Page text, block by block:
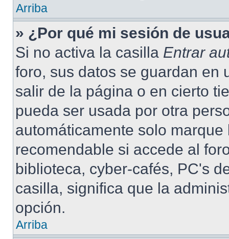
Arriba
» ¿Por qué mi sesión de
Si no activa la casilla Entrar
foro, sus datos se guardan en
salir de la página o en cierto
pueda ser usada por otra
automáticamente solo
recomendable si accede al
biblioteca, cyber-cafés, PC's
casilla, significa que la
opción.
Arriba